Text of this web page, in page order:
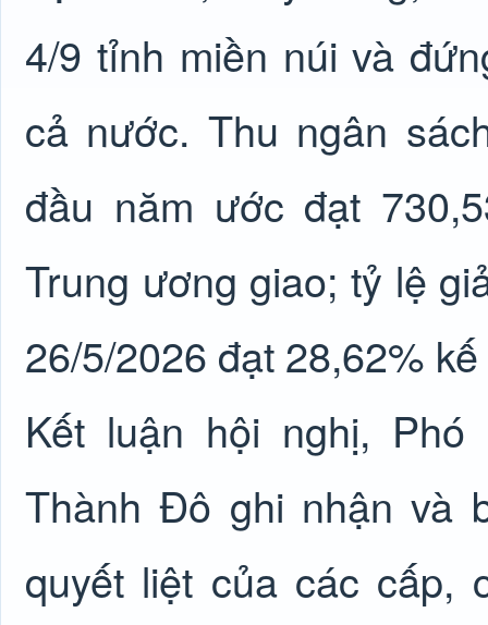
4/9 tỉnh miền núi và
cả nước. Thu ngân
đầu năm ước đạt
Trung ương giao; tỷ lệ
26/5/2026 đạt 28,62%
Kết luận hội nghị,
Thành Đô ghi nhận và
quyết liệt của các cấp,